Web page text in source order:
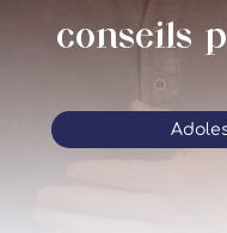
conseils